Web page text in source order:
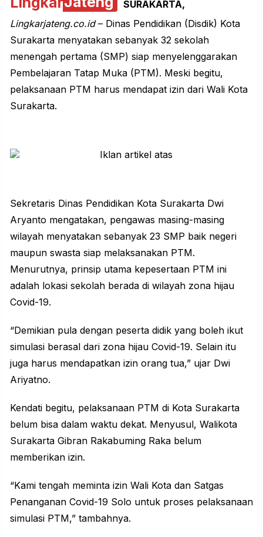
SURAKARTA,
Lingkarjateng.co.id– Dinas Pendidikan (Disdik) Kota
Surakarta menyatakan sebanyak 32 sekolah
menengah pertama (SMP) siap menyelenggarakan
Pembelajaran Tatap Muka (PTM). Meski begitu,
pelaksanaan PTM harus mendapat izin dari Wali Kota
Surakarta.
Sekretaris Dinas Pendidikan Kota Surakarta Dwi
Aryanto mengatakan, pengawas masing-masing
wilayah menyatakan sebanyak 23 SMP baik negeri
maupun swasta siap melaksanakan PTM.
Menurutnya, prinsip utama kepesertaan PTM ini
adalah lokasi sekolah berada di wilayah zona hijau
Covid-19.
“Demikian pula dengan peserta didik yang boleh ikut
simulasi berasal dari zona hijau Covid-19. Selain itu
juga harus mendapatkan izin orang tua,” ujar Dwi
Ariyatno.
Kendati begitu, pelaksanaan PTM di Kota Surakarta
belum bisa dalam waktu dekat. Menyusul, Walikota
Surakarta Gibran Rakabuming Raka belum
memberikan izin.
“Kami tengah meminta izin Wali Kota dan Satgas
Penanganan Covid-19 Solo untuk proses pelaksanaan
simulasi PTM,” tambahnya.